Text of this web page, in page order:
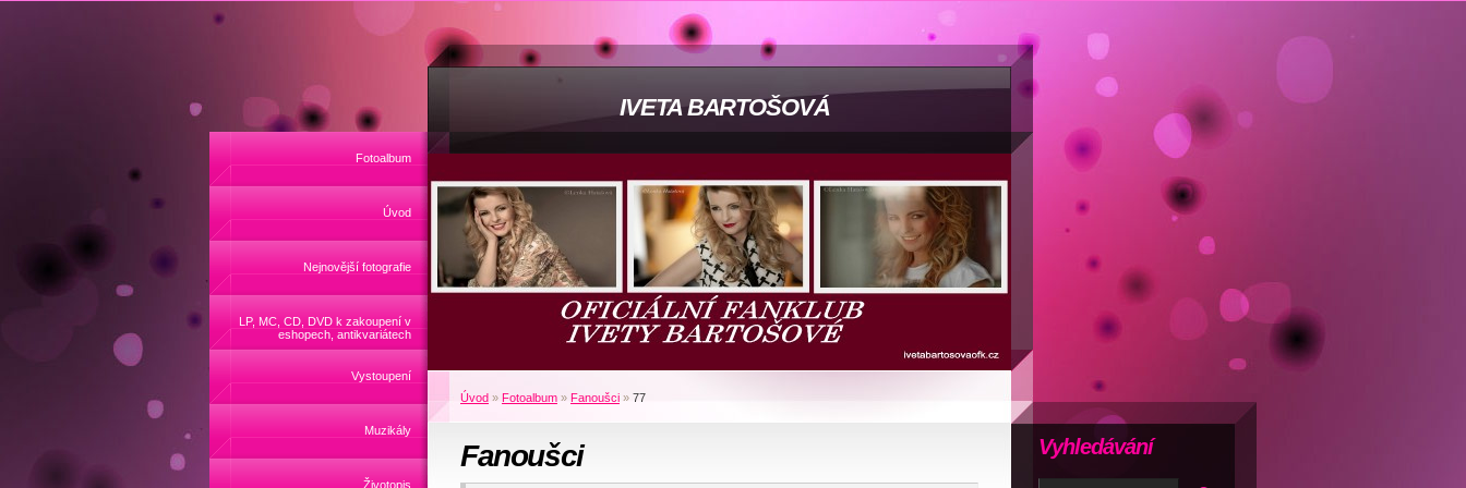
IVETA BARTOŠOVÁ
Fotoalbum
Úvod
Nejnovější fotografie
LP, MC, CD, DVD k zakoupení v
eshopech, antikvariátech
Vystoupení
Muzikály
Životopis
Úvod » Fotoalbum » Fanoušci » 77
Fanoušci Vyhledávání